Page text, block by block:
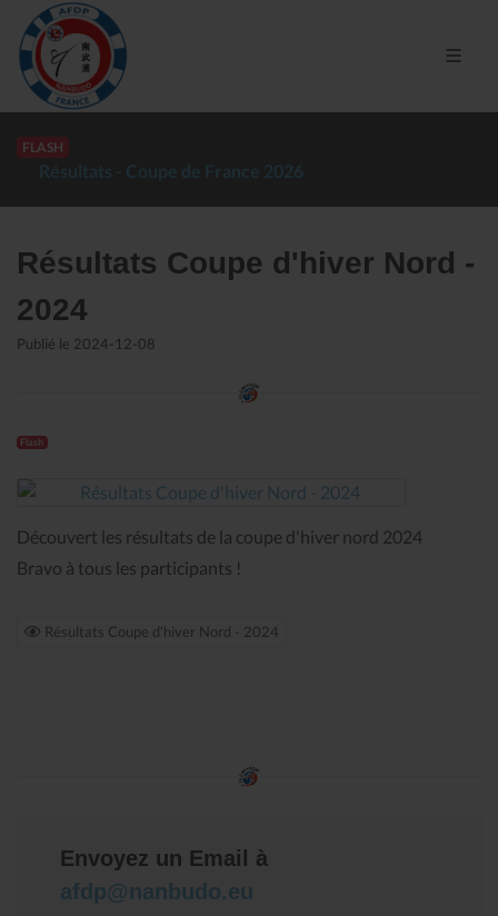
FLASH
Résultats - Coupe de France 2026
Résultats Coupe d'hiver Nord -
2024
Publié le 2024-12-08
Flash
Découvert les résultats de la coupe d'hiver nord 2024
Bravo à tous les participants !
Résultats Coupe d'hiver Nord - 2024
Envoyez un Email à
afdp@nanbudo.eu